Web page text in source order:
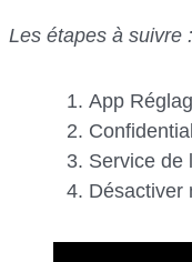
Les étapes à suivre :
App
Service de
Désactiver